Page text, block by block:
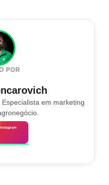
POR
em marketing